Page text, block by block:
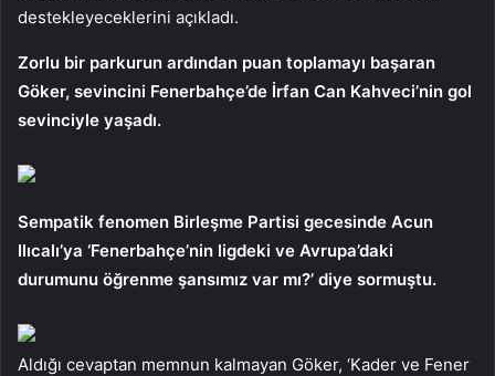
destekleyeceklerini açıkladı.
Zorlu bir parkurun ardından puan toplamayı başaran
Göker, sevincini Fenerbahçe’de İrfan Can Kahveci’nin gol
sevinciyle yaşadı.
Sempatik fenomen Birleşme Partisi gecesinde Acun
Ilıcalı’ya ‘Fenerbahçe’nin ligdeki ve Avrupa’daki
durumunu öğrenme şansımız var mı?’ diye sormuştu.
Aldığı cevaptan memnun kalmayan Göker, ‘Kader ve Fener